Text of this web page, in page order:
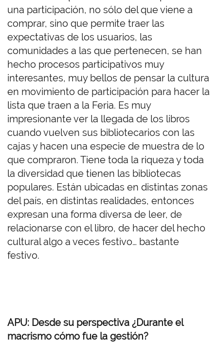
una participación, no sólo del que viene a
comprar, sino que permite traer las
expectativas de los usuarios, las
comunidades a las que pertenecen, se han
hecho procesos participativos muy
interesantes, muy bellos de pensar la cultura
en movimiento de participación para hacer la
lista que traen a la Feria. Es muy
impresionante ver la llegada de los libros
cuando vuelven sus bibliotecarios con las
cajas y hacen una especie de muestra de lo
que compraron. Tiene toda la riqueza y toda
la diversidad que tienen las bibliotecas
populares. Están ubicadas en distintas zonas
del país, en distintas realidades, entonces
expresan una forma diversa de leer, de
relacionarse con el libro, de hacer del hecho
cultural algo a veces festivo… bastante
festivo.
APU: Desde su perspectiva ¿Durante el
macrismo cómo fue la gestión?